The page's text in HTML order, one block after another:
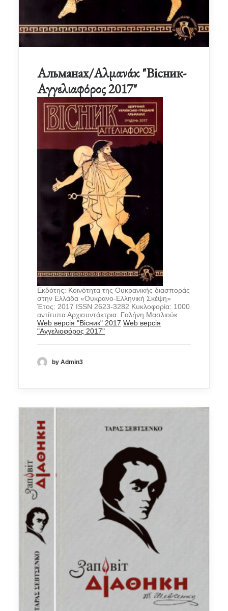
Альманах/Αλμανάκ "Вісник-
Αγγελιαφόρος 2017"
Εκδότης: Κοινότητα της Ουκρανικής διασποράς
στην Ελλάδα «Ουκρανο-Ελληνική Σκέψη»
Έτος: 2017 ISSN 2623-3282 Κυκλοφορία: 1000
αντίτυπα Αρχισυντάκτρια: Γαλήνη Μασλιούκ
Web версія "Вісник" 2017 Web версія
"Αγγελιοφόρος 2017"
by Admin3